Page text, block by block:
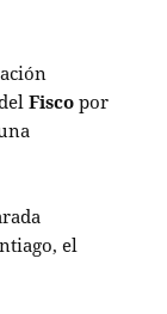
Fisco por
el